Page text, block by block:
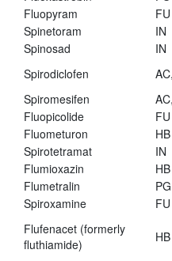
Fluopyram
FU
Spinetoram
IN
Spinosad
IN
Spirodiclofen
Spiromesifen
Fluopicolide
FU
Fluometuron
HB
Spirotetramat
IN
Flumioxazin
HB
Flumetralin
PG
Spiroxamine
FU
Flufenacet (formerly
fluthiamide)
HB